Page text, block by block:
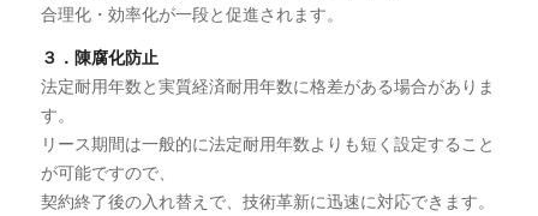
合理化・効率化が一段と促進されます。
３．陳腐化防止
法定耐用年数と実質経済耐用年数に格差がある場合がありま
す。
リース期間は一般的に法定耐用年数よりも短く設定すること
が可能ですので、
契約終了後の入れ替えで、技術革新に迅速に対応できます。